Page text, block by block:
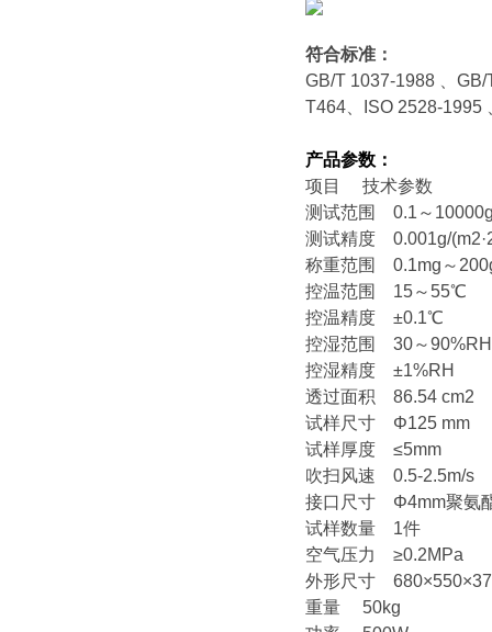
符合标准：
GB/T 1037-1988
、
T464、ISO 2528-1995
产品参数：
项目 技术参数
测试范围 0.1～
测试精度 0.001g/
称重范围 0.1mg～
控温范围 15～55℃
控温精度 ±0.1℃
控湿范围 30～
控湿精度 ±1%RH
透过面积 86.54 cm2
试样尺寸 Φ125 mm
试样厚度 ≤5mm
吹扫风速 0.5-2.5m/s
接口尺寸 Φ4mm聚
试样数量 1件
空气压力 ≥0.2MPa
外形尺寸
重量 50kg